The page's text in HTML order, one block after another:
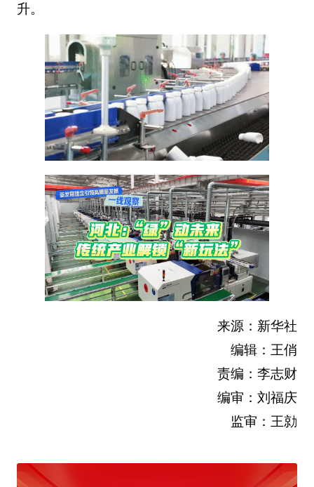
升。
来源：新华社
编辑：王俏
责编：李志财
编审：刘福庆
监审：王勍